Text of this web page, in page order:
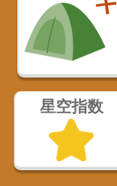
星空指数